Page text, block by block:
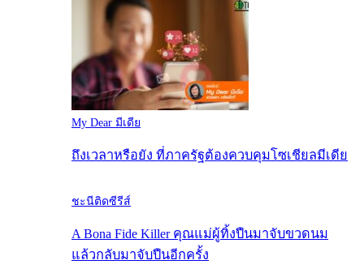
My Dear มีเดีย
ถึงเวลาหรือยัง ที่ภาครัฐต้องควบคุมโซเชียลมีเดีย
ชะนีติดซีรีส์
A Bona Fide Killer คุณแม่ผู้ทิ้งปืนมาจับขวดนม
แล้วกลับมาจับปืนอีกครั้ง